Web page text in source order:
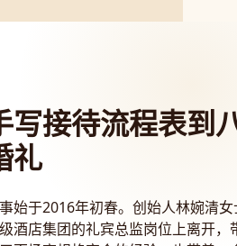
写接待流程表到
礼
始于2016年初春。创始人林婉清
酒店集团的礼宾总监岗位上离开，